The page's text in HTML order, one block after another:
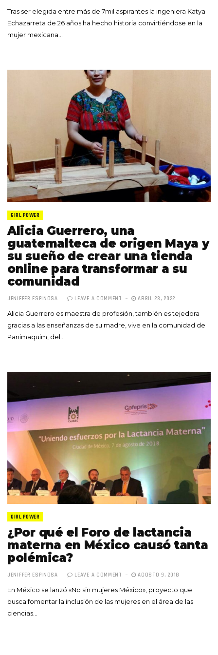
Tras ser elegida entre más de 7mil aspirantes la ingeniera Katya
Echazarreta de 26 años ha hecho historia convirtiéndose en la
mujer mexicana…
GIRL POWER
Alicia Guerrero, una
guatemalteca de origen Maya y
su sueño de crear una tienda
online para transformar a su
comunidad
JENIFFER ESPINOSA LEAVE A COMMENT ABRIL 23, 2022
Alicia Guerrero es maestra de profesión, también es tejedora
gracias a las enseñanzas de su madre, vive en la comunidad de
Panimaquim, del…
GIRL POWER
¿Por qué el Foro de lactancia
materna en México causó tanta
polémica?
JENIFFER ESPINOSA LEAVE A COMMENT AGOSTO 9, 2018
En México se lanzó «No sin mujeres México», proyecto que
busca fomentar la inclusión de las mujeres en el área de las
ciencias…